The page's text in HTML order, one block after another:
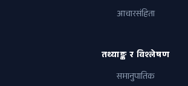
आचारसंहिता
तथ्याङ्क र विश्लेषण
समानुपातिक